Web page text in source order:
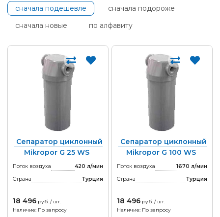
сначала подешевле
сначала подороже
сначала новые
по алфавиту
Сепаратор циклонный
Mikropor G 25 WS
Поток воздуха
420 л/мин
Страна
Турция
18 496 руб. / шт.
Наличие: По запросу
Сепаратор циклонный
Mikropor G 100 WS
Поток воздуха
1670 л/мин
Страна
Турция
18 496 руб. / шт.
Наличие: По запросу